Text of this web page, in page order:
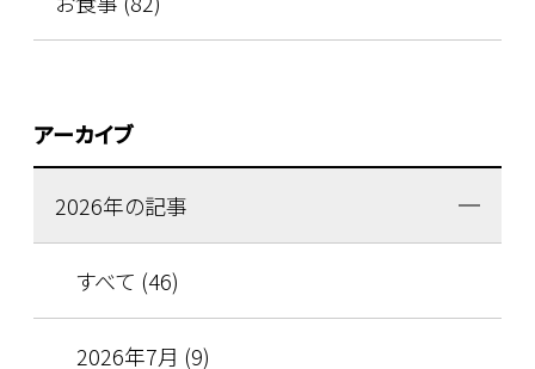
アーカイブ
2026年の記事
すべて (46)
2026年7月 (9)